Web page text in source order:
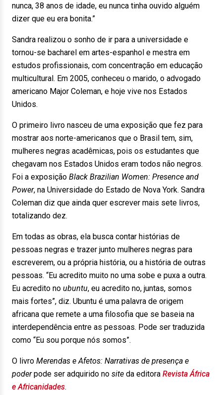
nunca, 38 anos de idade, eu nunca tinha ouvido alguém
dizer que eu era bonita.”
Sandra realizou o sonho de ir para a universidade e
tornou-se bacharel em artes-espanhol e mestra em
estudos profissionais, com concentração em educação
multicultural. Em 2005, conheceu o marido, o advogado
americano Major Coleman, e hoje vive nos Estados
Unidos.
O primeiro livro nasceu de uma exposição que fez para
mostrar aos norte-americanos que o Brasil tem, sim,
mulheres negras acadêmicas, pois os estudantes que
chegavam nos Estados Unidos eram todos não negros.
Foi a exposição Black Brazilian Women: Presence and
Power, na Universidade do Estado de Nova York. Sandra
Coleman diz que ainda quer escrever mais sete livros,
totalizando dez.
Em todas as obras, ela busca contar histórias de
pessoas negras e trazer junto mulheres negras para
escreverem, ou a própria história, ou a história de outras
pessoas. “Eu acredito muito no uma sobe e puxa a outra.
Eu acredito no ubuntu, eu acredito no, juntas, somos
mais fortes”, diz. Ubuntu é uma palavra de origem
africana que remete a uma filosofia que se baseia na
interdependência entre as pessoas. Pode ser traduzida
como “Eu sou porque nós somos”.
O livro Merendas e Afetos: Narrativas de presença e
poderpode ser adquirido no site da editora Revista África
e Africanidades.